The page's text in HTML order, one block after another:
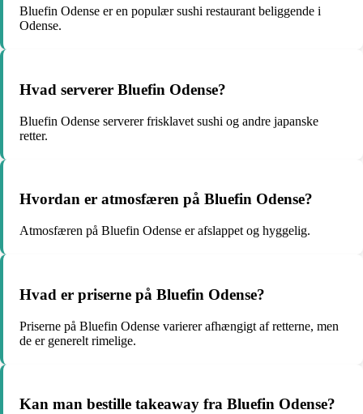
Bluefin Odense er en populær sushi restaurant beliggende i
Odense.
Hvad serverer Bluefin Odense?
Bluefin Odense serverer frisklavet sushi og andre japanske
retter.
Hvordan er atmosfæren på Bluefin Odense?
Atmosfæren på Bluefin Odense er afslappet og hyggelig.
Hvad er priserne på Bluefin Odense?
Priserne på Bluefin Odense varierer afhængigt af retterne, men
de er generelt rimelige.
Kan man bestille takeaway fra Bluefin Odense?